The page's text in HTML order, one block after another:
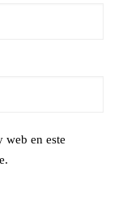
web en este